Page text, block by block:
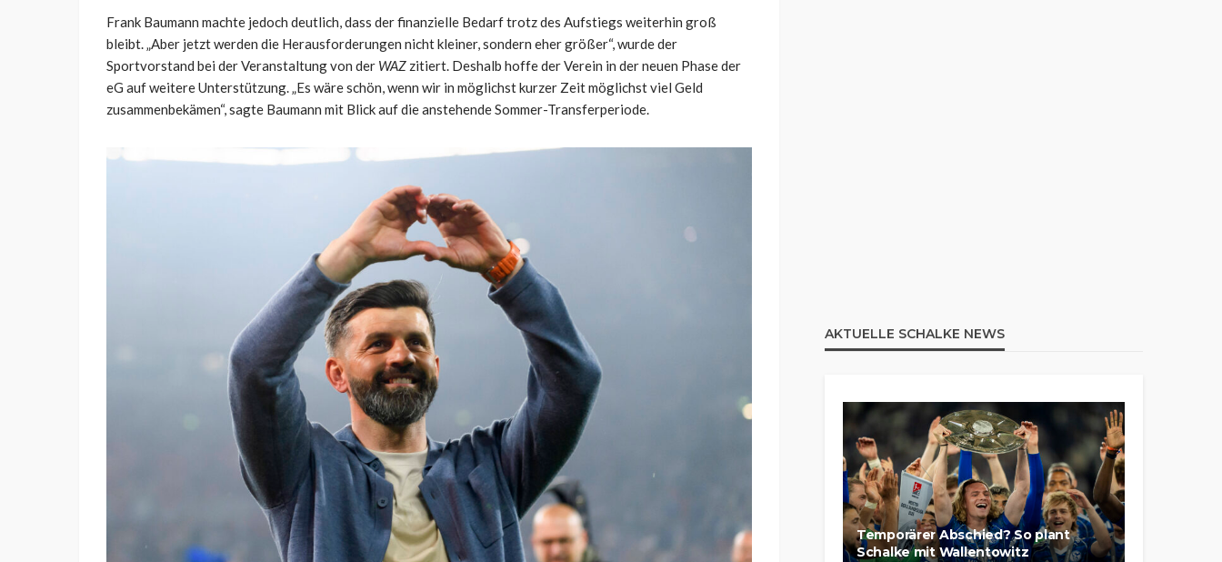
Frank Baumann machte jedoch deutlich, dass der finanzielle Bedarf trotz des Aufstiegs weiterhin groß
bleibt. „Aber jetzt werden die Herausforderungen nicht kleiner, sondern eher größer“, wurde der
Sportvorstand bei der Veranstaltung von der WAZ zitiert. Deshalb hoffe der Verein in der neuen Phase der
eG auf weitere Unterstützung. „Es wäre schön, wenn wir in möglichst kurzer Zeit möglichst viel Geld
zusammenbekämen“, sagte Baumann mit Blick auf die anstehende Sommer-Transferperiode.
AKTUELLE SCHALKE NEWS
Temporärer Abschied? So plant
Schalke mit Wallentowitz